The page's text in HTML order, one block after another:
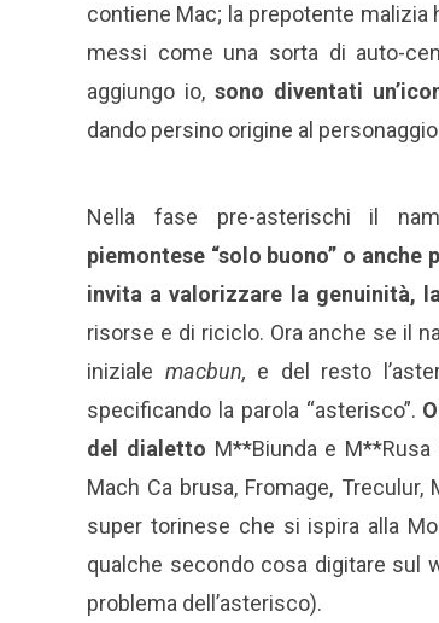
contiene Mac; la prepotente
messi come una sorta di auto-
aggiungo io,sono diventati
dando persino origine al
Nella fase pre-asterischi il
piemontese “solo buono” o
invita a valorizzare la genuinità,
risorse e di riciclo. Ora anche se il
iniziale macbun, e del resto
specificando la parola “asterisco”.
del dialetto M**Biunda e
Mach Ca brusa, Fromage, Treculur,
super torinese che si ispira alla
qualche secondo cosa digitare sul
problema dell’asterisco).